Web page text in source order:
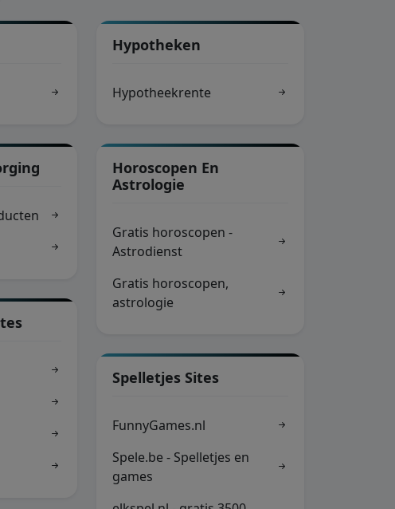
Hypotheken
Hypotheekrente
Horoscopen En
Astrologie
Gratis horoscopen -
Astrodienst
Gratis horoscopen,
astrologie
Spelletjes Sites
FunnyGames.nl
Spele.be - Spelletjes en
games